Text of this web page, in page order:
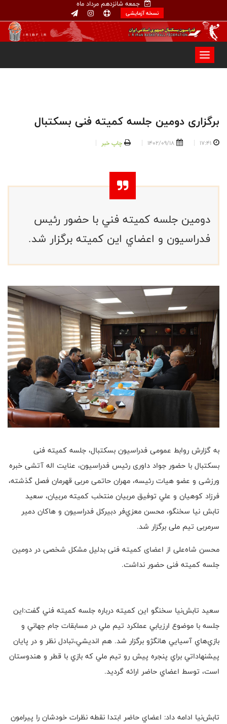
جمعه شانزدهم مرداد ماه
نسخه آزمایشی
برگزاری دومين جلسه كميته فنی بسکتبال
17:41
1402/09/18 چاپ خبر
دومين جلسه كميته فني با حضور رئيس
فدراسيون و اعضاي اين كميته برگزار شد.
به گزارش روابط عمومی فدراسیون بسكتبال، جلسه کمیته فنی
بسكتبال با حضور جواد داوری رئيس فدراسيون، عنايت اله آتشی خبره
ورزشی و عضو هيات رئيسه، مهران حاتمی مربی قهرمان فصل گذشته،
فرزاد کوهیان و علي توفيق مربیان منتخب كميته مربيان، سعيد
تابش نيا سخنگو، محسن معزي‌فر دبيركل فدراسيون و هاکان دمیر
سرمربی تیم ملی برگزار شد.
محسن شاه‌علی از اعضای کمیته فنی بدلیل مشکل شخصی در دومین
جلسه کمیته فنی حضور نداشت.
سعيد تابش‌نيا سخنگو اين كميته درباره جلسه كميته فني گفت:اين
جلسه با موضوع ارزيابي عملكرد تيم ملي در مسابقات جام جهاني و
بازي‌هاي آسيايي هانگژو برگزار شد. هم انديشي،تبادل نظر و در پايان
پيشنهاداتي براي پنجره پيش رو تيم ملي كه بازي با قطر و هندوستان
است، توسط اعضاي حاضر ارائه گرديد.
تابش‌نيا ادامه داد: اعضاي حاضر ابتدا نقطه نظرات خودشان را پيرامون